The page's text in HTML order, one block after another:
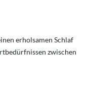
erholsamen Schlaf
zwischen